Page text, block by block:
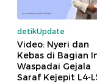
detikUpdate
Video: Nyeri dan
Kebas di Bagian
Waspadai Gejala
Saraf Kejepit L4-